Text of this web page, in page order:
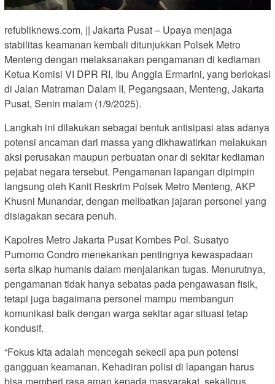
refubliknews.com, || Jakarta Pusat – Upaya menjaga
stabilitas keamanan kembali ditunjukkan Polsek Metro
Menteng dengan melaksanakan pengamanan di kediaman
Ketua Komisi VI DPR RI, Ibu Anggia Ermarini, yang berlokasi
di Jalan Matraman Dalam II, Pegangsaan, Menteng, Jakarta
Pusat, Senin malam (1/9/2025).
Langkah ini dilakukan sebagai bentuk antisipasi atas adanya
potensi ancaman dari massa yang dikhawatirkan melakukan
aksi perusakan maupun perbuatan onar di sekitar kediaman
pejabat negara tersebut. Pengamanan lapangan dipimpin
langsung oleh Kanit Reskrim Polsek Metro Menteng, AKP
Khusni Munandar, dengan melibatkan jajaran personel yang
disiagakan secara penuh.
Kapolres Metro Jakarta Pusat Kombes Pol. Susatyo
Purnomo Condro menekankan pentingnya kewaspadaan
serta sikap humanis dalam menjalankan tugas. Menurutnya,
pengamanan tidak hanya sebatas pada pengawasan fisik,
tetapi juga bagaimana personel mampu membangun
komunikasi baik dengan warga sekitar agar situasi tetap
kondusif.
“Fokus kita adalah mencegah sekecil apa pun potensi
gangguan keamanan. Kehadiran polisi di lapangan harus
bisa memberi rasa aman kepada masyarakat, sekaligus